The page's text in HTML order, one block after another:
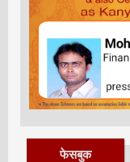
फेसबुक